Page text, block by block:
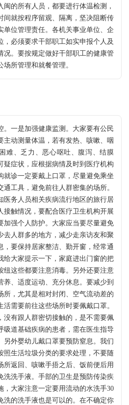
闽的所有人员，都要进行体温检测，
间就按程序留观、隔离，坚决阻断传
单位管理责任。各机关事业单位、企
，必须要求干部职工如实申报个人及
况。要按规定做好干部职工的健康管
所管理和就餐管理。
一是加强健康监测。大家要有公民
主动测量体温，若有发热、咳嗽、咽
难、乏力、恶心呕吐、腹泻、结膜
疑症状，应根据病情及时到医疗机构
就诊一定要戴上口罩，尽量避免乘坐
通工具，避免前往人群密集的场所。
医务人员相关疾病流行地区的旅行居
接触情况，要配合医疗卫生机构开展
加强个人防护。大家应当要尽量避免
去人群多的地方，减少走亲访友和聚
，要保持居家整洁、勤开窗，经常通
给大家提示一下，家庭进出门窗的把
纽这些都要注意消毒。另外还要注意
养、适度运动、充分休息。要减少到
所，尤其是相对封闭、空气流动差的
活需要前往这些场所时要佩戴口罩。
没有跟人群密切接触的，是不需要佩
吸道基础疾病的患者，需在医生指导
另外婴幼儿戴口罩要预防窒息。我们
照生活垃圾分类的要求处理，不要随
所返回、咳嗽手捂之后、饭前便后用
洗洗手液。手部的卫生是预防传染疾
，大家注意一定要用流动的水洗手30
洗的洗手液也是可以的。在不确定你